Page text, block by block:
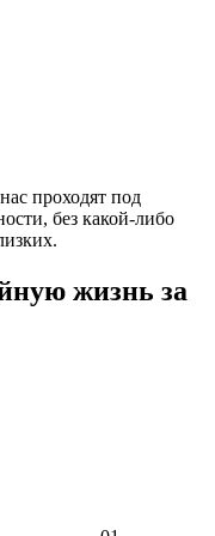
проходят под
без какой-либо
жизнь за